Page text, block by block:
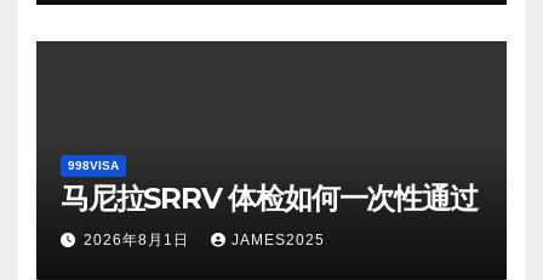
998VISA
马尼拉SRRV 体检如何一次性通过
2026年8月1日 JAMES2025